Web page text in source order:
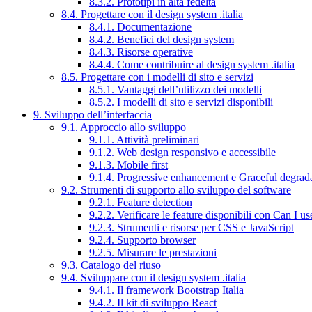
8.4. Progettare con il design system .italia
8.4.1. Documentazione
8.4.2. Benefici del design system
8.4.3. Risorse operative
8.4.4. Come contribuire al design system .italia
8.5. Progettare con i modelli di sito e servizi
8.5.1. Vantaggi dell’utilizzo dei modelli
8.5.2. I modelli di sito e servizi disponibili
9. Sviluppo dell’interfaccia
9.1. Approccio allo sviluppo
9.1.1. Attività preliminari
9.1.2. Web design responsivo e accessibile
9.1.3. Mobile first
9.1.4. Progressive enhancement e Graceful
9.2. Strumenti di supporto allo sviluppo del software
9.2.1. Feature detection
9.2.2. Verificare le feature disponibili con Can I
9.2.3. Strumenti e risorse per CSS e JavaScript
9.2.4. Supporto browser
9.2.5. Misurare le prestazioni
9.3. Catalogo del riuso
9.4. Sviluppare con il design system .italia
9.4.1. Il framework Bootstrap Italia
9.4.2. Il kit di sviluppo React